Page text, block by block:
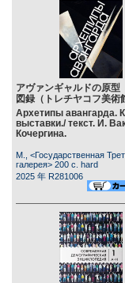
アヴァンギャルドの原
図録（トレチヤコフ美術
Архетипы авангарда.
выставки./ текст. И.
Кочергина.
М., <Государственная
галерея> 200 c. hard
2025 年 R281006